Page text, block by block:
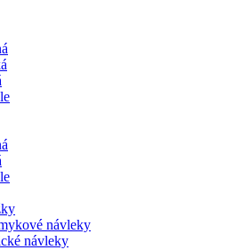
návleky
návleky